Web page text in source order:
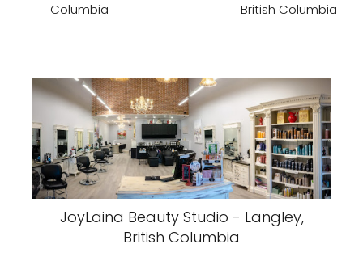
Columbia
British Columbia
JoyLaina Beauty Studio - Langley,
British Columbia